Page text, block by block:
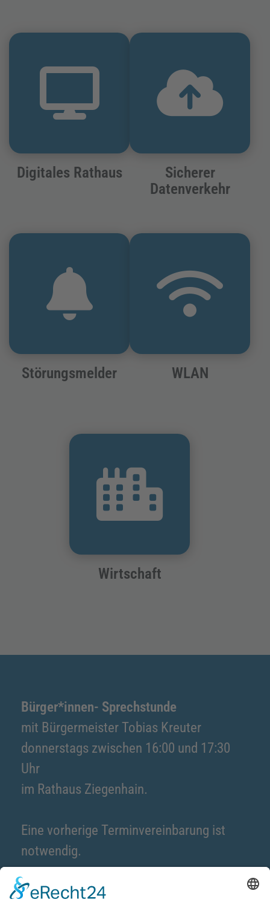
Digitales Rathaus
Sicherer
Datenverkehr
Störungsmelder WLAN
Wirtschaft
Bürger*innen- Sprechstunde
mit Bürgermeister Tobias Kreuter
donnerstags zwischen 16:00 und 17:30
Uhr
im Rathaus Ziegenhain.
Eine vorherige Terminvereinbarung ist
notwendig.